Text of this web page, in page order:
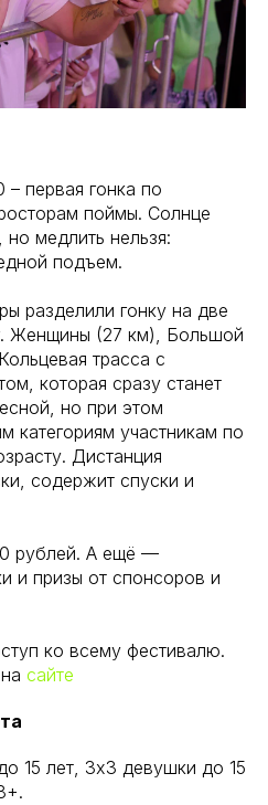
– первая гонка по
поймы. Солнце
но медлить нельзя:
подъем.
разделили гонку на две
Женщины (27 км), Большой
трасса с
которая сразу станет
но при этом
категориям участникам по
Дистанция
содержит спуски и
рублей. А ещё —
и призы от спонсоров и
ко всему фестивалю.
сайте
15 лет, 3x3 девушки до 15